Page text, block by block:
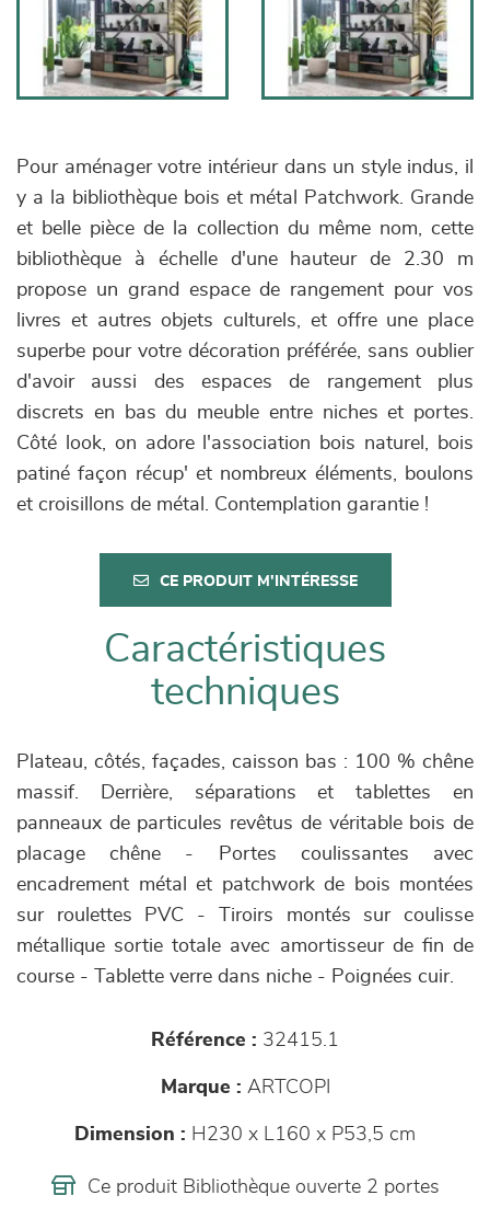
Pour aménager votre intérieur dans un style indus, il
y a la bibliothèque bois et métal Patchwork. Grande
et belle pièce de la collection du même nom, cette
bibliothèque à échelle d'une hauteur de 2.30 m
propose un grand espace de rangement pour vos
livres et autres objets culturels, et offre une place
superbe pour votre décoration préférée, sans oublier
d'avoir aussi des espaces de rangement plus
discrets en bas du meuble entre niches et portes.
Côté look, on adore l'association bois naturel, bois
patiné façon récup' et nombreux éléments, boulons
et croisillons de métal. Contemplation garantie !
CE PRODUIT M'INTÉRESSE
Caractéristiques
techniques
Plateau, côtés, façades, caisson bas : 100 % chêne
massif. Derrière, séparations et tablettes en
panneaux de particules revêtus de véritable bois de
placage chêne - Portes coulissantes avec
encadrement métal et patchwork de bois montées
sur roulettes PVC - Tiroirs montés sur coulisse
métallique sortie totale avec amortisseur de fin de
course - Tablette verre dans niche - Poignées cuir.
Référence : 32415.1
Marque : ARTCOPI
Dimension : H230 x L160 x P53,5 cm
Ce produit Bibliothèque ouverte 2 portes